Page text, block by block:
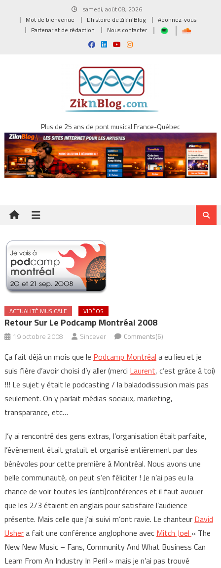
samedi, août 08, 2026
Mot de bienvenue
L’histoire de Zik’n’Blog
Abonnez-vous
Partenariat de rédaction
Nous contacter
Plus de 25 ans de pont musical France-Québec
ACTUALITÉ MUSICALE VIDÉOS
Retour Sur Le Podcamp Montréal 2008
19 octobre 2008 Sincever Comments(6)
Ça fait déjà un mois que le Podcamp Montréal a eu lieu et je
suis fière d’avoir choisi d’y aller (merci Laurent, c’est grâce à toi)
!!! Le sujet y était le podcasting / la baladodissusion mais pas
seulement. On y parlait médias sociaux, marketing,
transparance, etc…
J’y ai rencontré des gens extras, l’organisation était parfaite,
l’évènement était gratuit et organisé entièrement par des
bénévoles pour cette première à Montréal. Nous avons une
belle communauté, on peut s’en féliciter ! Je n’ai pas eu la
chance de voir toutes les (anti)conférences et il faut avouer
que les 2/3 étaient en anglais pour satisfaire l’audience
présente. Mais celle que j’ai suivi m’ont ravie. Le chanteur David
Ushera fait une conférence anglophone avec Mitch Joel « The
New New Music – Fans, Community And What Business Can
Learn From An Industry In Peril » mais je n’ai pas trouvé